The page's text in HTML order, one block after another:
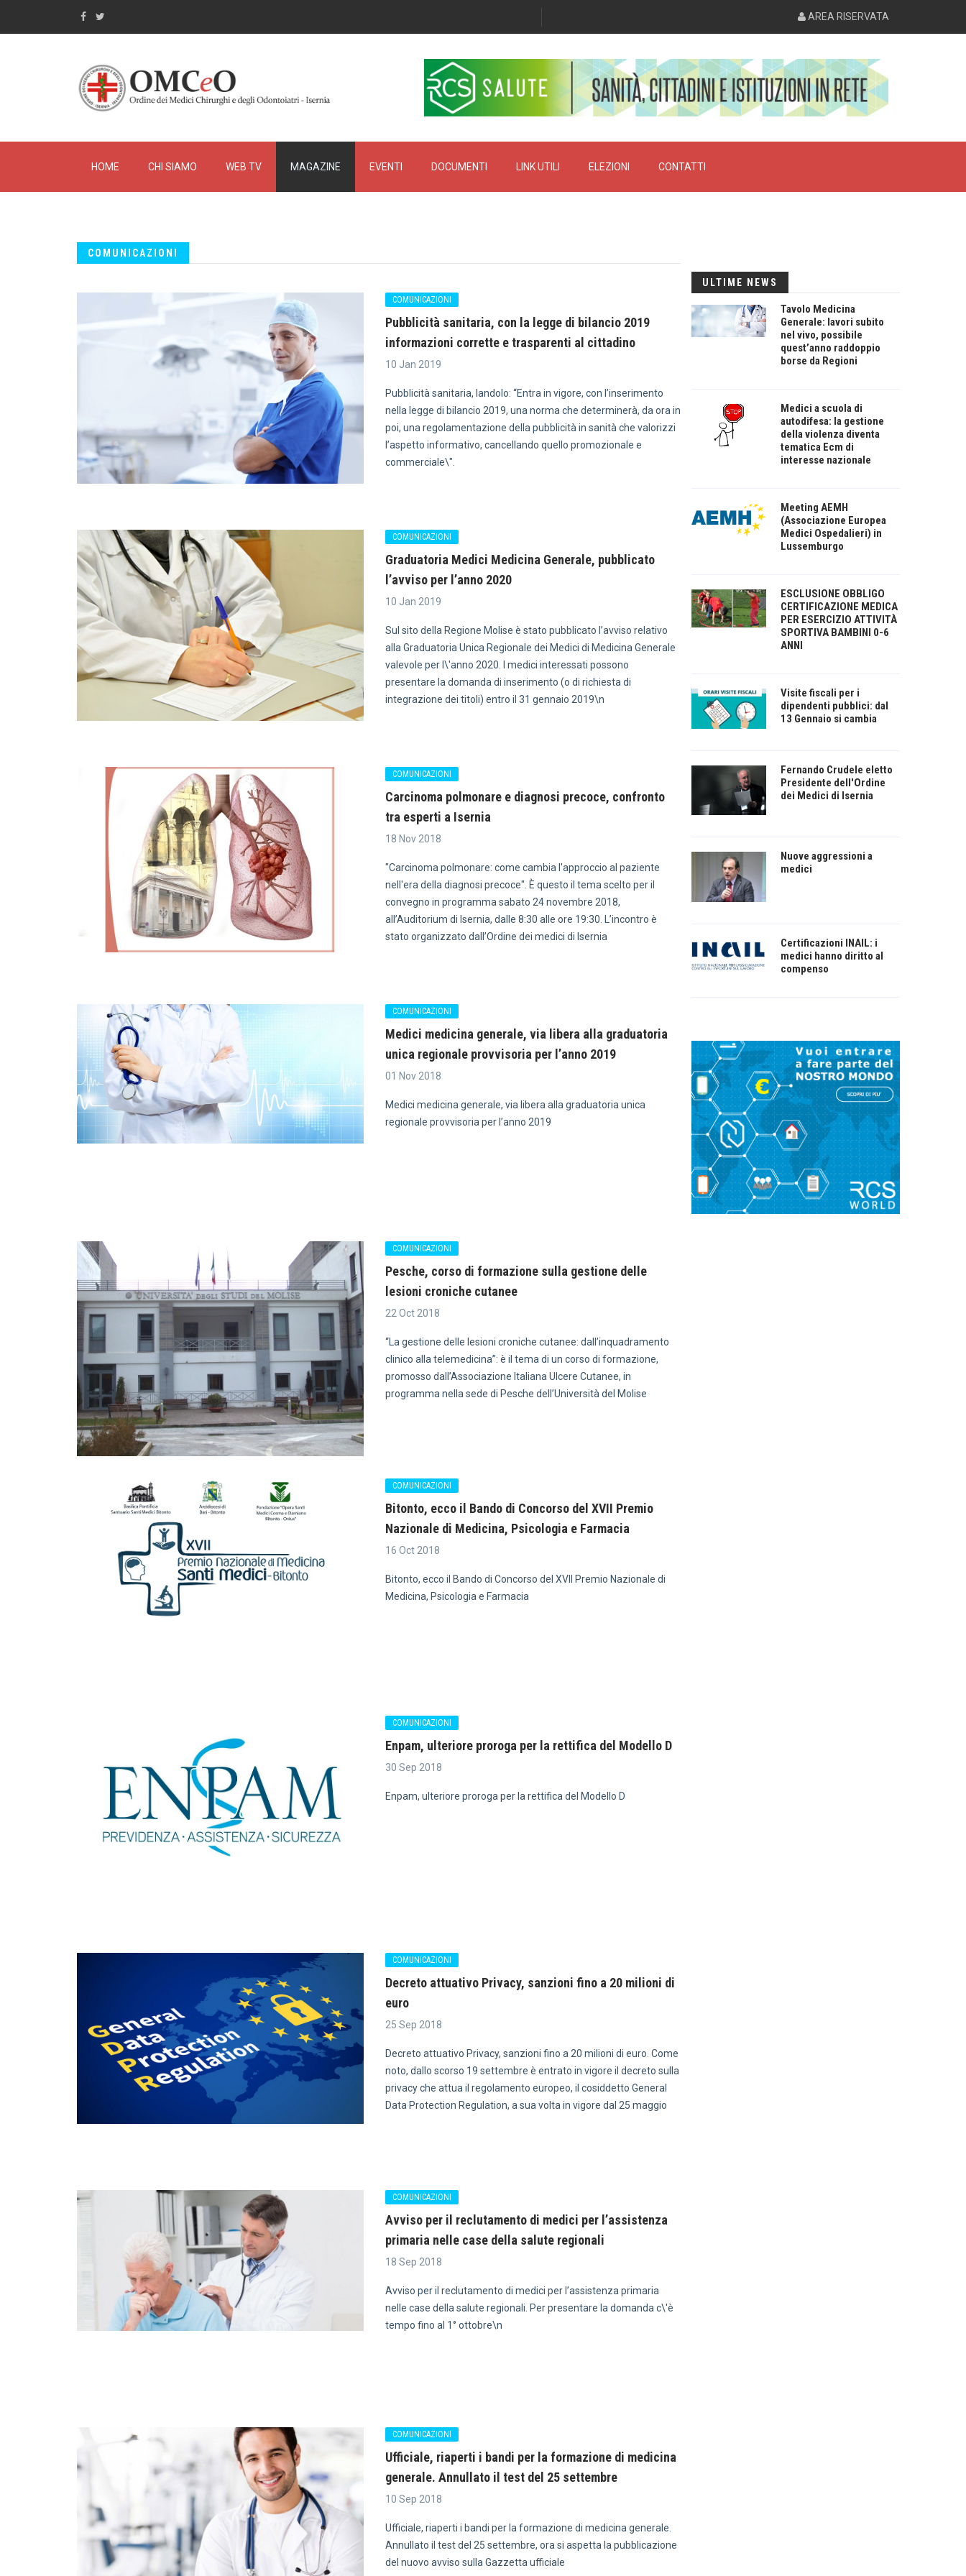
AREA RISERVATA
HOME CHI SIAMO WEB TV MAGAZINE EVENTI DOCUMENTI LINK UTILI ELEZIONI CONTATTI
COMUNICAZIONI
COMUNICAZIONI
Pubblicità sanitaria, con la legge di bilancio 2019
informazioni corrette e trasparenti al cittadino
10 Jan 2019
Pubblicità sanitaria, Iandolo: “Entra in vigore, con l’inserimento
nella legge di bilancio 2019, una norma che determinerà, da ora in
poi, una regolamentazione della pubblicità in sanità che valorizzi
l’aspetto informativo, cancellando quello promozionale e
commerciale\".
COMUNICAZIONI
Graduatoria Medici Medicina Generale, pubblicato
l’avviso per l’anno 2020
10 Jan 2019
Sul sito della Regione Molise è stato pubblicato l’avviso relativo
alla Graduatoria Unica Regionale dei Medici di Medicina Generale
valevole per l\'anno 2020. I medici interessati possono
presentare la domanda di inserimento (o di richiesta di
integrazione dei titoli) entro il 31 gennaio 2019\n
COMUNICAZIONI
Carcinoma polmonare e diagnosi precoce, confronto
tra esperti a Isernia
18 Nov 2018
"Carcinoma polmonare: come cambia l'approccio al paziente
nell'era della diagnosi precoce". È questo il tema scelto per il
convegno in programma sabato 24 novembre 2018,
all’Auditorium di Isernia, dalle 8:30 alle ore 19:30. L’incontro è
stato organizzato dall’Ordine dei medici di Isernia
COMUNICAZIONI
Medici medicina generale, via libera alla graduatoria
unica regionale provvisoria per l’anno 2019
01 Nov 2018
Medici medicina generale, via libera alla graduatoria unica
regionale provvisoria per l’anno 2019
COMUNICAZIONI
Pesche, corso di formazione sulla gestione delle
lesioni croniche cutanee
22 Oct 2018
“La gestione delle lesioni croniche cutanee: dall’inquadramento
clinico alla telemedicina”: è il tema di un corso di formazione,
promosso dall’Associazione Italiana Ulcere Cutanee, in
programma nella sede di Pesche dell’Università del Molise
COMUNICAZIONI
Bitonto, ecco il Bando di Concorso del XVII Premio
Nazionale di Medicina, Psicologia e Farmacia
16 Oct 2018
Bitonto, ecco il Bando di Concorso del XVII Premio Nazionale di
Medicina, Psicologia e Farmacia
COMUNICAZIONI
Enpam, ulteriore proroga per la rettifica del Modello D
30 Sep 2018
Enpam, ulteriore proroga per la rettifica del Modello D
COMUNICAZIONI
Decreto attuativo Privacy, sanzioni fino a 20 milioni di
euro
25 Sep 2018
Decreto attuativo Privacy, sanzioni fino a 20 milioni di euro. Come
noto, dallo scorso 19 settembre è entrato in vigore il decreto sulla
privacy che attua il regolamento europeo, il cosiddetto General
Data Protection Regulation, a sua volta in vigore dal 25 maggio
COMUNICAZIONI
Avviso per il reclutamento di medici per l’assistenza
primaria nelle case della salute regionali
18 Sep 2018
Avviso per il reclutamento di medici per l’assistenza primaria
nelle case della salute regionali. Per presentare la domanda c\'è
tempo fino al 1° ottobre\n
COMUNICAZIONI
Ufficiale, riaperti i bandi per la formazione di medicina
generale. Annullato il test del 25 settembre
10 Sep 2018
Ufficiale, riaperti i bandi per la formazione di medicina generale.
Annullato il test del 25 settembre, ora si aspetta la pubblicazione
del nuovo avviso sulla Gazzetta ufficiale
ULTIME NEWS
Tavolo Medicina
Generale: lavori subito
nel vivo, possibile
quest’anno raddoppio
borse da Regioni
Medici a scuola di
autodifesa: la gestione
della violenza diventa
tematica Ecm di
interesse nazionale
Meeting AEMH
(Associazione Europea
Medici Ospedalieri) in
Lussemburgo
ESCLUSIONE OBBLIGO
CERTIFICAZIONE MEDICA
PER ESERCIZIO ATTIVITÀ
SPORTIVA BAMBINI 0-6
ANNI
Visite fiscali per i
dipendenti pubblici: dal
13 Gennaio si cambia
Fernando Crudele eletto
Presidente dell'Ordine
dei Medici di Isernia
Nuove aggressioni a
medici
Certificazioni INAIL: i
medici hanno diritto al
compenso